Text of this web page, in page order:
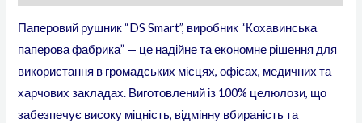
Паперовий рушник “DS Smart”, виробник “Кохавинська
паперова фабрика” — це надійне та економне рішення для
використання в громадських місцях, офісах, медичних та
харчових закладах. Виготовлений із 100% целюлози, що
забезпечує високу міцність, відмінну вбираність та